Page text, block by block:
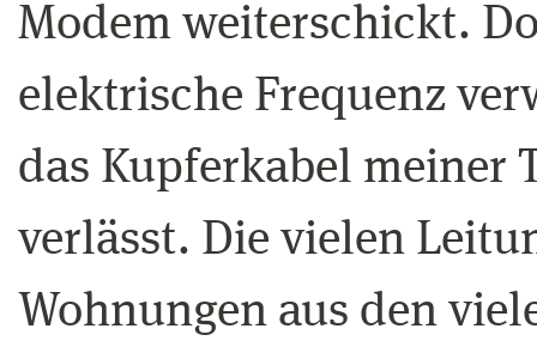
Modem weiterschickt.
elektrische Frequenz
das Kupferkabel meiner
verlässt. Die vielen
Wohnungen aus den